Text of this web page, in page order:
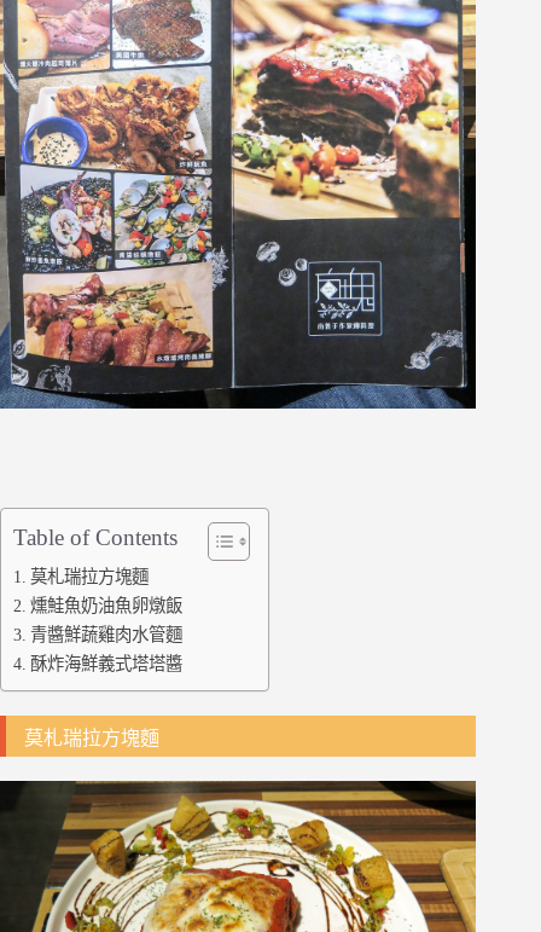
Table of Contents
莫札瑞拉方塊麵
燻鮭魚奶油魚卵燉飯
青醬鮮蔬雞肉水管麵
酥炸海鮮義式塔塔醬
莫札瑞拉方塊麵